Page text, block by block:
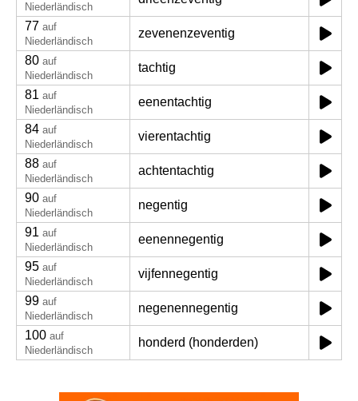
Niederländisch
77 auf
Niederländisch
zevenenzeventig
80 auf
Niederländisch
tachtig
81 auf
Niederländisch
eenentachtig
84 auf
Niederländisch
vierentachtig
88 auf
Niederländisch
achtentachtig
90 auf
Niederländisch
negentig
91 auf
Niederländisch
eenennegentig
95 auf
Niederländisch
vijfennegentig
99 auf
Niederländisch
negenennegentig
100 auf
Niederländisch
honderd (honderden)